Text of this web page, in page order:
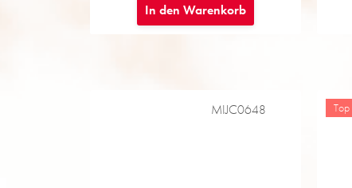
In den Warenkorb
MIJC0648 Top